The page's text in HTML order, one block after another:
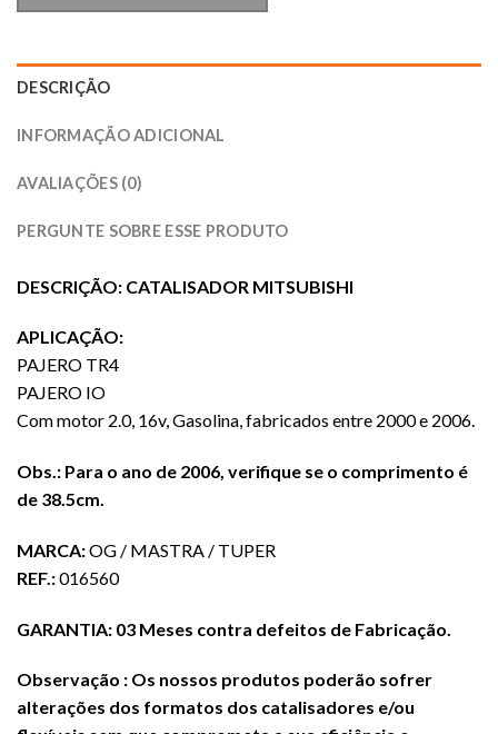
DESCRIÇÃO
INFORMAÇÃO ADICIONAL
AVALIAÇÕES (0)
PERGUNTE SOBRE ESSE PRODUTO
DESCRIÇÃO: CATALISADOR MITSUBISHI
APLICAÇÃO:
PAJERO TR4
PAJERO IO
Com motor 2.0, 16v, Gasolina, fabricados entre 2000 e 2006.
Obs.: Para o ano de 2006, verifique se o comprimento é
de 38.5cm.
MARCA:OG / MASTRA / TUPER
REF.:016560
GARANTIA: 03 Meses contra defeitos de Fabricação.
Observação : Os nossos produtos poderão sofrer
alterações dos formatos dos catalisadores e/ou